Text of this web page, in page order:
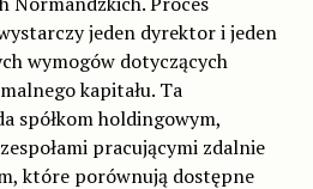
jeden dyrektor i jeden
wymogów dotyczących
kapitału. Ta
spółkom holdingowym,
pracującymi zdalnie
które porównują dostępne